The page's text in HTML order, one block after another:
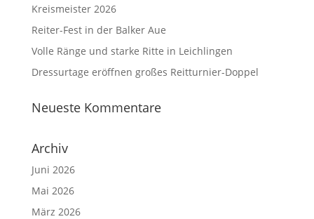
Kreismeister 2026
Reiter-Fest in der Balker Aue
Volle Ränge und starke Ritte in Leichlingen
Dressurtage eröffnen großes Reitturnier-Doppel
Neueste Kommentare
Archiv
Juni 2026
Mai 2026
März 2026